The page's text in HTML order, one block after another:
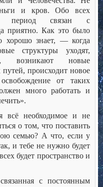
и кров. Обо всех
период связан с
приятно. Как это было
знает, — когда
структуры уходят,
возникают новые
происходит новое
от таких
много работать и
всё необходимое и не
о том, что поставить
семью? А что, если у
и тебе не нужно будет
будет пространство и
с постоянным